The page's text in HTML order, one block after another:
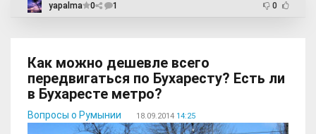
yapalma 0 1 0
Как можно дешевле всего
передвигаться по Бухаресту? Есть ли
в Бухаресте метро?
Вопросы о Румынии 18.09.2014 14:25